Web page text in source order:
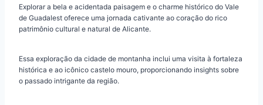
Explorar a bela e acidentada paisagem e o charme histórico do Vale
de Guadalest oferece uma jornada cativante ao coração do rico
patrimônio cultural e natural de Alicante.
Essa exploração da cidade de montanha inclui uma visita à fortaleza
histórica e ao icônico castelo mouro, proporcionando insights sobre
o passado intrigante da região.